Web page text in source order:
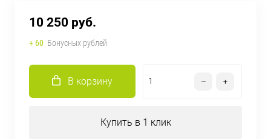
10 250 руб.
+ 60 Бонусных рублей
В корзину
Купить в 1 клик